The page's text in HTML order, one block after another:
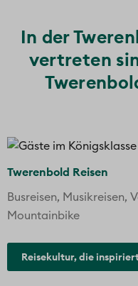
In der
vertreten
Twerenbold Reisen
Busreisen, Musikreisen,
Mountainbike
Reisekultur, die